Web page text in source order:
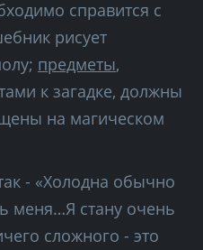
справится с
рисует
предметы,
к загадке, должны
на магическом
- «Холодна обычно
меня…Я стану очень
сложного - это